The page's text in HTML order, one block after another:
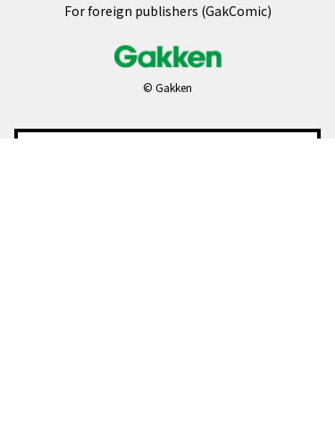
For foreign publishers (GakComic)
© Gakken